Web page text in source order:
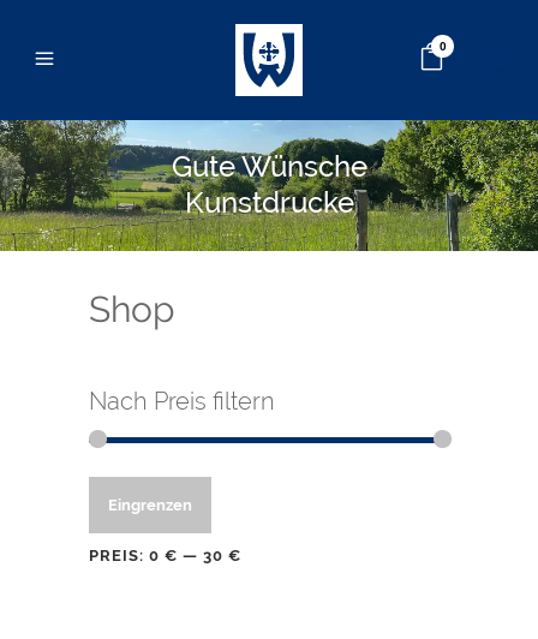
0
Gute Wünsche
Kunstdrucke
Shop
Nach Preis filtern
Eingrenzen
PREIS: 0 € — 30 €